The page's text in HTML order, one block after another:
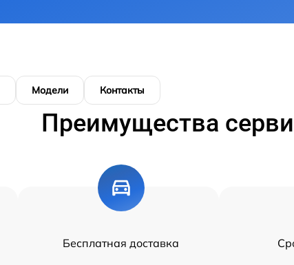
Модели Контакты
Преимущества
Бесплатная доставка